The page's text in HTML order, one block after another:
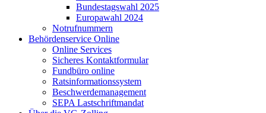
Bundestagswahl 2025
Europawahl 2024
Notrufnummern
Behördenservice Online
Online Services
Sicheres Kontaktformular
Fundbüro online
Ratsinformationssystem
Beschwerdemanagement
SEPA Lastschriftmandat